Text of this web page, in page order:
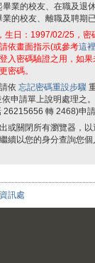
業的校友、在職及退
的校友、離職及聘期
生日：1997/02/25，
依畫面指示(或參考這裡
入密碼驗證之用，如
密碼。
依 忘記密碼重設步驟
依申請單上說明處理之
26215656 轉 2468)申
或關閉所有瀏覽器，
續以您的身分查詢您
資訊處